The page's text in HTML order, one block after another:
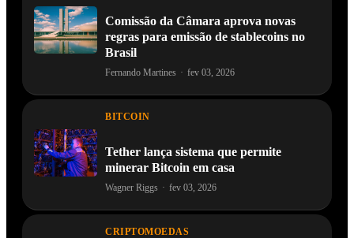
Comissão da Câmara aprova novas
regras para emissão de stablecoins no
Brasil
Fernando Martines · fev 03, 2026
BITCOIN
Tether lança sistema que permite
minerar Bitcoin em casa
Wagner Riggs · fev 03, 2026
CRIPTOMOEDAS